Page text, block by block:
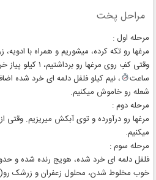
مراحل پخت
مرحله اول :
مرغها رو تکه کرده، میشوریم و همراه با
ساعت
، نیم کیلو فلفل دلمه ای خرد شده
شعله رو خاموش میکنیم.
مرحله دوم :
مرغها رو درآورده و توی آبکش میریزیم. وقتی
میکنیم.
مرحله سوم :
خوب مخلوط شدن، محلول زعفران و زرشک